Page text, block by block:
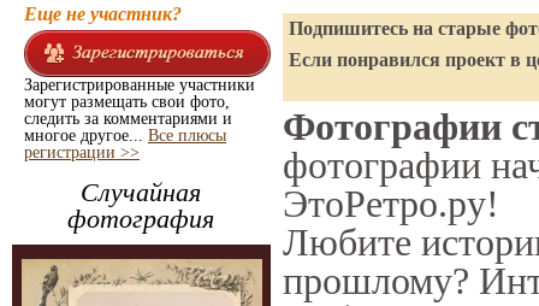
Еще не участник?
Зарегистрированные участники
могут размещать свои фото,
следить за комментариями и
многое другое... Все плюсы
регистрации >>
Случайная
фотография
Подпишитесь на старые
Если понравился проект в
Фотографии
фотографии
ЭтоРетро.ру!
Любите
прошлому?